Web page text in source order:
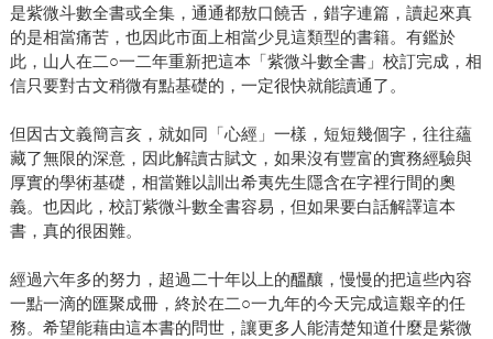
是紫微斗數全書或全集，通通都敖口饒舌，錯字連篇，讀起來真
的是相當痛苦，也因此市面上相當少見這類型的書籍。有鑑於
此，山人在二○一二年重新把這本「紫微斗數全書」校訂完成，相
信只要對古文稍微有點基礎的，一定很快就能讀通了。
但因古文義簡言亥，就如同「心經」一樣，短短幾個字，往往蘊
藏了無限的深意，因此解讀古賦文，如果沒有豐富的實務經驗與
厚實的學術基礎，相當難以訓出希夷先生隱含在字裡行間的奧
義。也因此，校訂紫微斗數全書容易，但如果要白話解譯這本
書，真的很困難。
經過六年多的努力，超過二十年以上的醞釀，慢慢的把這些內容
一點一滴的匯聚成冊，終於在二○一九年的今天完成這艱辛的任
務。希望能藉由這本書的問世，讓更多人能清楚知道什麼是紫微